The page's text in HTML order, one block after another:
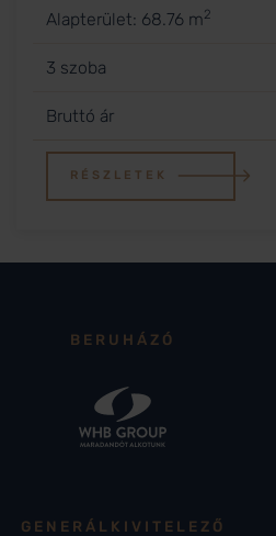
Alapterület: 68.76 m2
3 szoba
Bruttó ár
RÉSZLETEK
BERUHÁZÓ
GENERÁLKIVITELEZŐ